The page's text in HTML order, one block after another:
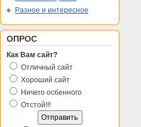
Разное и интересное
ОПРОС
Как Вам сайт?
Отличный сайт
Хороший сайт
Ничего осбенного
Отстой!!!